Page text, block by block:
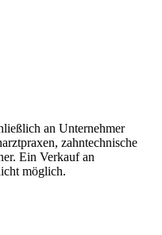
an Unternehmer
zahntechnische
Ein Verkauf an
möglich.